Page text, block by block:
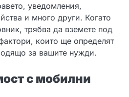
уведомления,
и много други. Когато
трябва да вземете под
които ще определят
за вашите нужди.
с мобилни